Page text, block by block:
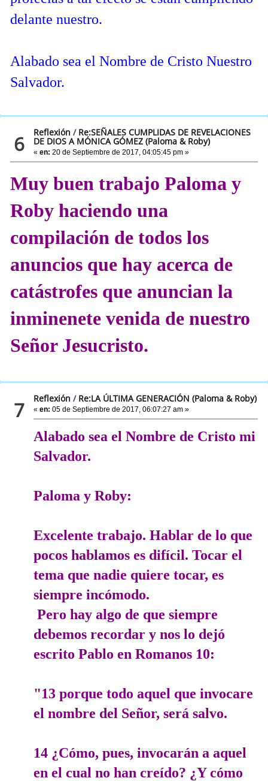
delante nuestro.
Alabado sea el Nombre de Cristo Nuestro
Salvador.
6 Reflexión / Re:SEÑALES CUMPLIDAS DE REVELACIONES
DE DIOS A MÓNICA GÓMEZ (Paloma & Roby)
«en: 20 de Septiembre de 2017, 04:05:45 pm »
Muy buen trabajo Paloma y
Roby haciendo una
compilación de todos los
anuncios que hay acerca de
catástrofes que anuncian la
inminenete venida de nuestro
Señor Jesucristo.
7 Reflexión / Re:LA ÚLTIMA GENERACIÓN (Paloma & Roby)
«en: 05 de Septiembre de 2017, 06:07:27 am »
Alabado sea el Nombre de Cristo mi
Salvador.
Paloma y Roby:
Excelente trabajo. Hablar de lo que
pocos hablamos es difícil. Tocar el
tema que nadie quiere tocar, es
siempre incómodo.
Pero hay algo de que siempre
debemos recordar y nos lo dejó
escrito Pablo en Romanos 10:
"13 porque todo aquel que invocare
el nombre del Señor, será salvo.
14 ¿Cómo, pues, invocarán a aquel
en el cual no han creído? ¿Y cómo